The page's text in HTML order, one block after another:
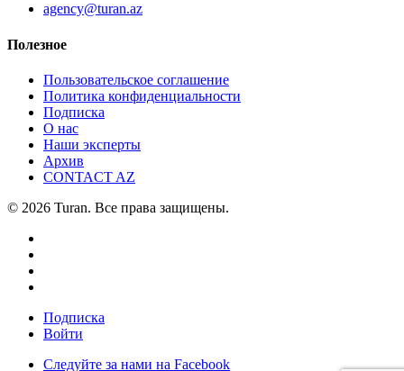
agency@turan.az
Полезное
Пользовательское соглашение
Политика конфиденциальности
Подписка
О нас
Наши эксперты
Архив
CONTACT AZ
© 2026 Turan. Все права защищены.
Подписка
Войти
Следуйте за нами на Facebook